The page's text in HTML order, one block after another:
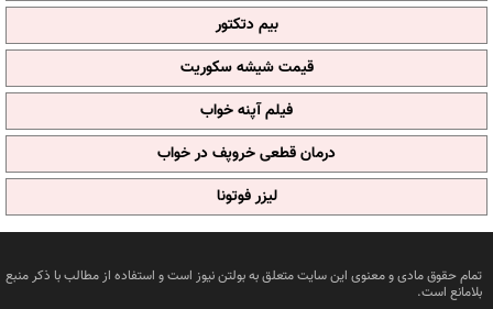
بیم دتکتور
قیمت شیشه سکوریت
فیلم آپنه خواب
درمان قطعی خروپف در خواب
لیزر فوتونا
تمام حقوق مادی و معنوی این سایت متعلق به بولتن نیوز است و استفاده از مطالب با ذکر منبع
بلامانع است.